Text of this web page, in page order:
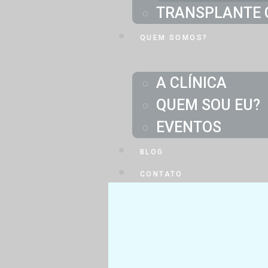
TRANSPLANTE
QUEM SOMOS?
A CLÍNICA
QUEM SOU EU?
EVENTOS
BLOG
CONTATO